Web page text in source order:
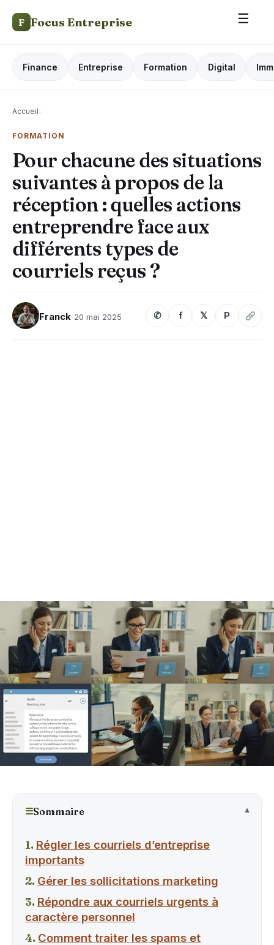
F Focus Entreprise ☰
Finance Entreprise Formation Digital
Accueil›
FORMATION
Pour chacune des situations
suivantes à propos de la
réception : quelles actions
entreprendre face aux
différents types de
courriels reçus ?
Franck 20 mai 2025 ✆ f 𝕏 P
☰Sommaire
Régler les courriels d’entreprise
importants
Gérer les sollicitations marketing
Répondre aux courriels urgents à
caractère personnel
Comment traiter les spams et